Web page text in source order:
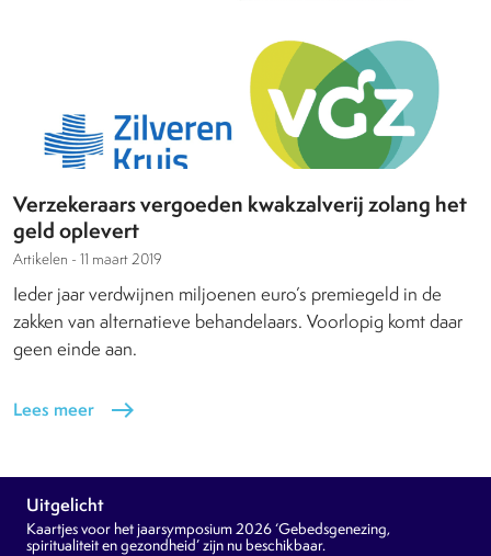
Verzekeraars vergoeden kwakzalverij zolang het
geld oplevert
Artikelen - 11 maart 2019
Ieder jaar verdwijnen miljoenen euro’s premiegeld in de
zakken van alternatieve behandelaars. Voorlopig komt daar
geen einde aan.
Lees meer east
Uitgelicht
Kaartjes voor het jaarsymposium 2026 ‘Gebedsgenezing,
spiritualiteit en gezondheid’ zijn nu beschikbaar.